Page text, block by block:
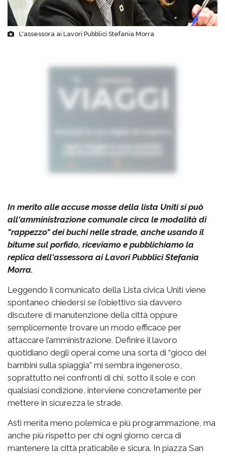
L'assessora ai Lavori Pubblici Stefania Morra
In merito alle accuse mosse della lista Uniti si può
all'amministrazione comunale circa le modalità di
"rappezzo" dei buchi nelle strade, anche usando il
bitume sul porfido, riceviamo e pubblichiamo la
replica dell'assessora ai Lavori Pubblici Stefania
Morra.
Leggendo il comunicato della Lista civica Uniti viene
spontaneo chiedersi se l’obiettivo sia davvero
discutere di manutenzione della città oppure
semplicemente trovare un modo efficace per
attaccare l’amministrazione. Definire il lavoro
quotidiano degli operai come una sorta di “gioco dei
bambini sulla spiaggia” mi sembra ingeneroso,
soprattutto nei confronti di chi, sotto il sole e con
qualsiasi condizione, interviene concretamente per
mettere in sicurezza le strade.
Asti merita meno polemica e più programmazione, ma
anche più rispetto per chi ogni giorno cerca di
mantenere la città praticabile e sicura. In piazza San